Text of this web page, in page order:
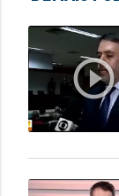
play_circle_outline